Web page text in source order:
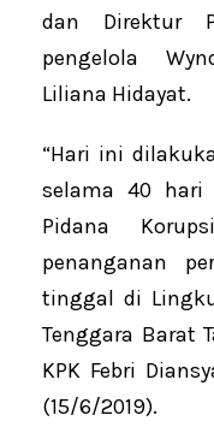
dan Direktur
pengelola
Liliana Hidayat.
“Hari ini
selama 40 hari
Pidana
penanganan
tinggal di
Tenggara Barat
KPK Febri
(15/6/2019).